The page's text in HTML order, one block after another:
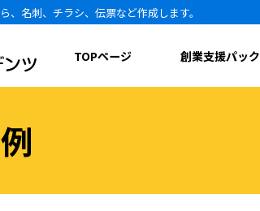
名刺、チラシ、伝票など作成します。
TOPページ 創業支援パック